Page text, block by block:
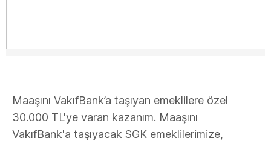
Maaşını VakıfBank’a taşıyan emeklilere özel
30.000 TL'ye varan kazanım. Maaşını
VakıfBank'a taşıyacak SGK emeklilerimize,